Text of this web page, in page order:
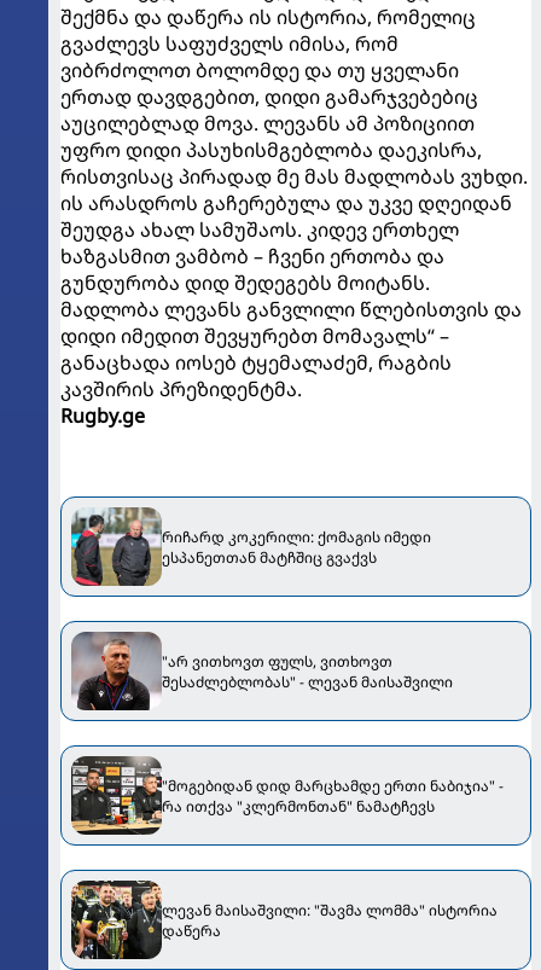
შექმნა და დაწერა ის ისტორია, რომელიც
გვაძლევს საფუძველს იმისა, რომ
ვიბრძოლოთ ბოლომდე და თუ ყველანი
ერთად დავდგებით, დიდი გამარჯვებებიც
აუცილებლად მოვა. ლევანს ამ პოზიციით
უფრო დიდი პასუხისმგებლობა დაეკისრა,
რისთვისაც პირადად მე მას მადლობას ვუხდი.
ის არასდროს გაჩერებულა და უკვე დღეიდან
შეუდგა ახალ სამუშაოს. კიდევ ერთხელ
ხაზგასმით ვამბობ – ჩვენი ერთობა და
გუნდურობა დიდ შედეგებს მოიტანს.
მადლობა ლევანს განვლილი წლებისთვის და
დიდი იმედით შევყურებთ მომავალს“ –
განაცხადა იოსებ ტყემალაძემ, რაგბის
კავშირის პრეზიდენტმა.
Rugby.ge
რიჩარდ კოკერილი: ქომაგის იმედი
ესპანეთთან მატჩშიც გვაქვს
"არ ვითხოვთ ფულს, ვითხოვთ
შესაძლებლობას" - ლევან მაისაშვილი
"მოგებიდან დიდ მარცხამდე ერთი ნაბიჯია" -
რა ითქვა "კლერმონთან" ნამატჩევს
ლევან მაისაშვილი: "შავმა ლომმა" ისტორია
დაწერა